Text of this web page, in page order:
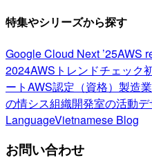
特集やシリーズから探す
Google Cloud Next ’25AWS
2024AWSトレンドチェック
ートAWS認定（資格） 製造
の情シス組織開発室の活動
LanguageVietnamese Blog
お問い合わせ